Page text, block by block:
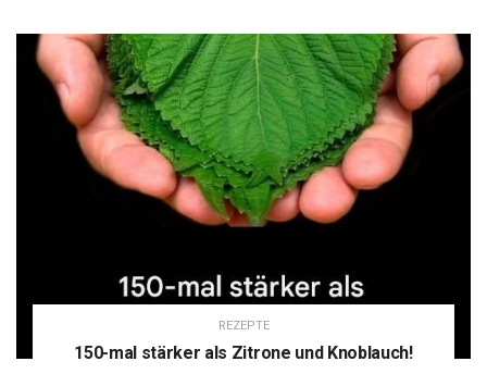
REZEPTE
150-mal stärker als Zitrone und Knoblauch!